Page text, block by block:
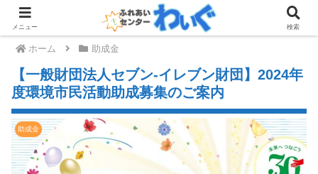
ホーム 助成金
【一般財団法人セブン-イレブン財団】2024年
度環境市民活動助成募集のご案内
助成金
メニュー 検索